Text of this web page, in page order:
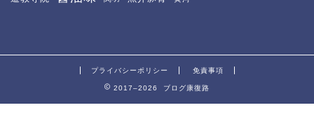
プライバシーポリシー 免責事項
2017–2026 ブログ康復路